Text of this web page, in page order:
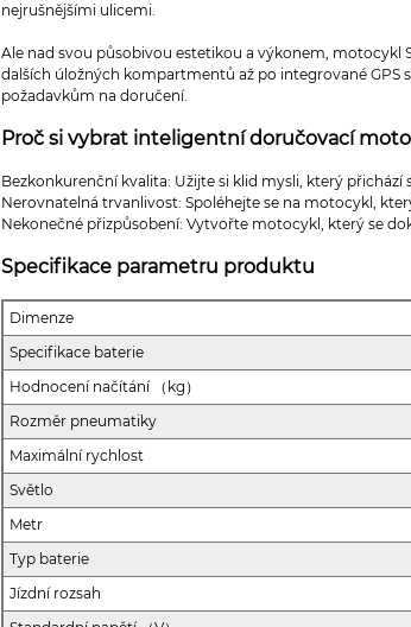
nejrušnějšími ulicemi.
Ale nad svou působivou estetikou a výkonem,
dalších úložných kompartmentů až po integrované
požadavkům na doručení.
Proč si vybrat inteligentní doručovací
Bezkonkurenční kvalita: Užijte si klid mysli, který
Nerovnatelná trvanlivost: Spoléhejte se na motocykl,
Nekonečné přizpůsobení: Vytvořte motocykl, který se
Specifikace parametru produktu
Dimenze
Specifikace baterie
Hodnocení načítání （kg）
Rozměr pneumatiky
Maximální rychlost
Světlo
Metr
Typ baterie
Jízdní rozsah